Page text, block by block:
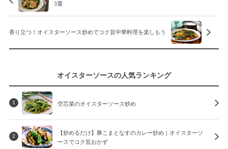
3選
香り立つ！オイスターソース炒めでコク旨中華料理を楽しもう
オイスターソースの人気ランキング
1 空芯菜のオイスターソース炒め
2
【炒めるだけ】豚こまとなすのカレー炒め｜オイスターソ
ースでコク旨おかず